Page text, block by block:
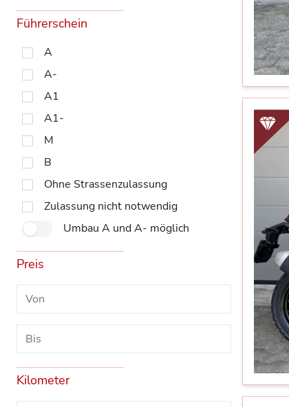
Führerschein
A
A-
A1
A1-
M
B
Ohne Strassenzulassung
Zulassung nicht notwendig
Umbau A und A- möglich
Preis
Kilometer